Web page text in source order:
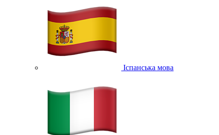
Іспанська мова